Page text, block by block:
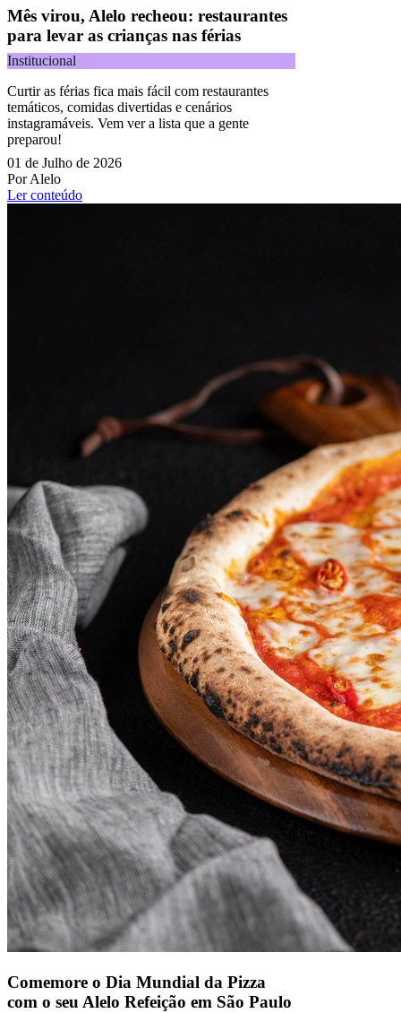
Mês virou, Alelo recheou: restaurantes
para levar as crianças nas férias
Institucional
Curtir as férias fica mais fácil com restaurantes
temáticos, comidas divertidas e cenários
instagramáveis. Vem ver a lista que a gente
preparou!
01 de Julho de 2026
Por Alelo
Ler conteúdo
Comemore o Dia Mundial da Pizza
com o seu Alelo Refeição em São Paulo